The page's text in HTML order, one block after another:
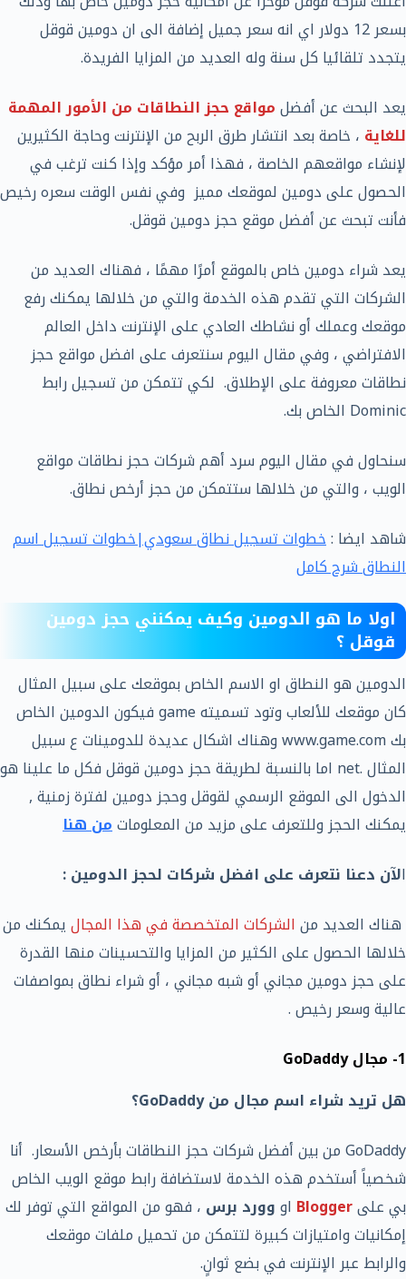
بسعر 12 دولار اي انه سعر جميل إضافة الى ان دومين قوقل
يتجدد تلقائيا كل سنة وله العديد من المزايا الفريدة.
يعد البحث عن أفضلمواقع حجز النطاقات من الأمور المهمة
للغاية ، خاصة بعد انتشار طرق الربح من الإنترنت وحاجة الكثيرين
لإنشاء مواقعهم الخاصة ، فهذا أمر مؤكد وإذا كنت ترغب في
الحصول على دومين لموقعك مميز وفي نفس الوقت سعره رخيص
فأنت تبحث عن أفضل موقع حجز دومين قوقل.
يعد شراء دومين خاص بالموقع أمرًا مهمًا ، فهناك العديد من
الشركات التي تقدم هذه الخدمة والتي من خلالها يمكنك رفع
موقعك وعملك أو نشاطك العادي على الإنترنت داخل العالم
الافتراضي ، وفي مقال اليوم سنتعرف على افضل مواقع حجز
نطاقات معروفة على الإطلاق. لكي تتمكن من تسجيل رابط
Dominic الخاص بك.
سنحاول في مقال اليوم سرد أهم شركات حجز نطاقات مواقع
الويب ، والتي من خلالها ستتمكن من حجز أرخص نطاق.
شاهد ايضا :خطوات تسجيل نطاق سعودي|خطوات تسجيل اسم
النطاق شرح كامل
اولا ما هو الدومين وكيف يمكنني حجز دومين
قوقل ؟
الدومين هو النطاق او الاسم الخاص بموقعك على سبيل المثال
كان موقعك للألعاب وتود تسميته game فيكون الدومين الخاص
بك www.game.com وهناك اشكال عديدة للدومينات ع سبيل
المثال .net اما بالنسبة لطريقة حجز دومين قوقل فكل ما علينا هو
الدخول الى الموقع الرسمي لقوقل وحجز دومين لفترة زمنية ,
يمكنك الحجز وللتعرف على مزيد من المعلوماتمن هنا
الآن دعنا نتعرف على افضل شركات لحجز الدومين :
هناك العديد من الشركات المتخصصة في هذا المجاليمكنك من
خلالها الحصول على الكثير من المزايا والتحسينات منها القدرة
على حجز دومين مجاني أو شبه مجاني ، أو شراء نطاق بمواصفات
عالية وسعر رخيص .
1- مجال GoDaddy
هل تريد شراء اسم مجال من GoDaddy؟
GoDaddy من بين أفضل شركات حجز النطاقات بأرخص الأسعار. أنا
شخصياً أستخدم هذه الخدمة لاستضافة رابط موقع الويب الخاص
بي علىBlogger اووورد برس ، فهو من المواقع التي توفر لك
إمكانيات وامتيازات كبيرة لتتمكن من تحميل ملفات موقعك
والرابط عبر الإنترنت في بضع ثوانٍ.